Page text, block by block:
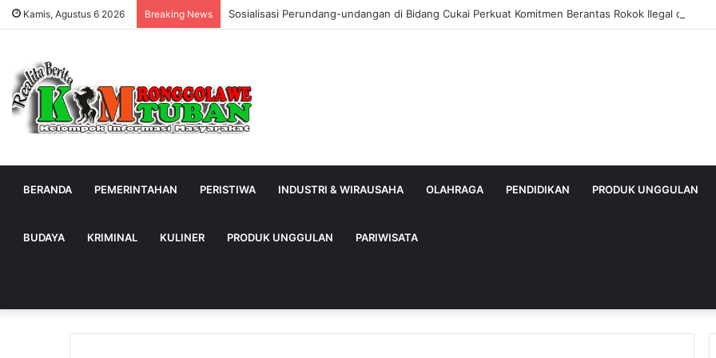
Kamis, Agustus 6 2026 Breaking News Sosialisasi Perundang-undangan di Bidang Cukai Perkuat Komitmen Berantas Rokok Ilegal di
BERANDA PEMERINTAHAN PERISTIWA INDUSTRI & WIRAUSAHA OLAHRAGA PENDIDIKAN PRODUK UNGGULAN
BUDAYA KRIMINAL KULINER PRODUK UNGGULAN PARIWISATA